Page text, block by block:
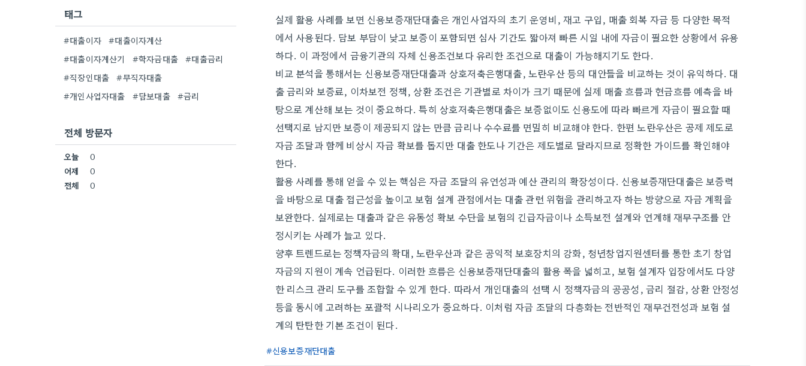
실제 활용 사례를 보면 신용보증재단대출은 개인사업자의 초기 운영비, 재고 구입, 매출 회복 자금 등 다양한 목적
에서 사용된다. 담보 부담이 낮고 보증이 포함되면 심사 기간도 짧아져 빠른 시일 내에 자금이 필요한 상황에서 유용
하다. 이 과정에서 금융기관의 자체 신용조건보다 유리한 조건으로 대출이 가능해지기도 한다.
비교 분석을 통해서는 신용보증재단대출과 상호저축은행대출, 노란우산 등의 대안들을 비교하는 것이 유익하다. 대
출 금리와 보증료, 이차보전 정책, 상환 조건은 기관별로 차이가 크기 때문에 실제 매출 흐름과 현금흐름 예측을 바
탕으로 계산해 보는 것이 중요하다. 특히 상호저축은행대출은 보증없이도 신용도에 따라 빠르게 자금이 필요할 때
선택지로 남지만 보증이 제공되지 않는 만큼 금리나 수수료를 면밀히 비교해야 한다. 한편 노란우산은 공제 제도로
자금 조달과 함께 비상시 자금 확보를 돕지만 대출 한도나 기간은 제도별로 달라지므로 정확한 가이드를 확인해야
한다.
활용 사례를 통해 얻을 수 있는 핵심은 자금 조달의 유연성과 예산 관리의 확장성이다. 신용보증재단대출은 보증력
을 바탕으로 대출 접근성을 높이고 보험 설계 관점에서는 대출 관련 위험을 관리하고자 하는 방향으로 자금 계획을
보완한다. 실제로는 대출과 같은 유동성 확보 수단을 보험의 긴급자금이나 소득보전 설계와 연계해 재무구조를 안
정시키는 사례가 늘고 있다.
향후 트렌드로는 정책자금의 확대, 노란우산과 같은 공익적 보호장치의 강화, 청년창업지원센터를 통한 초기 창업
자금의 지원이 계속 언급된다. 이러한 흐름은 신용보증재단대출의 활용 폭을 넓히고, 보험 설계자 입장에서도 다양
한 리스크 관리 도구를 조합할 수 있게 한다. 따라서 개인대출의 선택 시 정책자금의 공공성, 금리 절감, 상환 안정성
등을 동시에 고려하는 포괄적 시나리오가 중요하다. 이처럼 자금 조달의 다층화는 전반적인 재무건전성과 보험 설
계의 탄탄한 기본 조건이 된다.
신용보증재단대출
태그
#대출이자
#대출이자계산
#대출이자계산기
#학자금대출
#대출금리
#직장인대출
#무직자대출
#개인사업자대출
#담보대출 #금리
전체 방문자
오늘
0
어제
0
전체
0